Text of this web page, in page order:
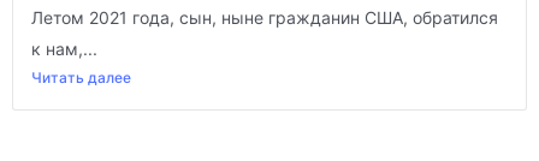
Летом 2021 года, сын, ныне гражданин США, обратился
к нам,...
Читать далее